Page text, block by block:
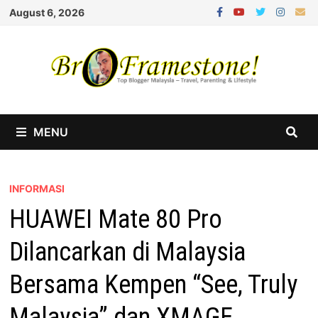
Skip
August 6, 2026
MENU
INFORMASI
HUAWEI Mate 80 Pro
Dilancarkan di Malaysia
Bersama Kempen “See, Truly